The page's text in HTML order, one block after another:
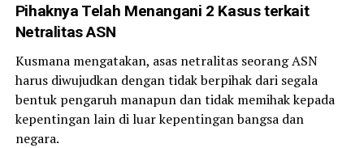
Pihaknya Telah Menangani 2 Kasus terkait
Netralitas ASN
Kusmana mengatakan, asas netralitas seorang ASN
harus diwujudkan dengan tidak berpihak dari segala
bentuk pengaruh manapun dan tidak memihak kepada
kepentingan lain di luar kepentingan bangsa dan
negara.